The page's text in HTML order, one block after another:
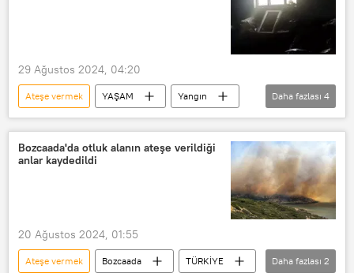
29 Ağustos 2024, 04:20
Ateşe vermek YAŞAM
Yangın
Yangın söndürme
Aldatma
Aldatılmak
Cinnet
Daha fazlası 4
Bozcaada'da otluk alanın ateşe verildiği
anlar kaydedildi
20 Ağustos 2024, 01:55
Ateşe vermek Bozcaada
TÜRKİYE
Daha fazlası 2